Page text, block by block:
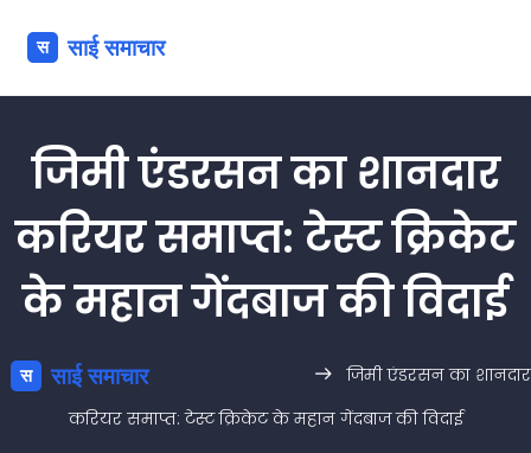
जिमी एंडरसन का शानदार
करियर समाप्त: टेस्ट क्रिकेट
के महान गेंदबाज की विदाई
जिमी एंडरसन का शानदार
करियर समाप्त: टेस्ट क्रिकेट के महान गेंदबाज की विदाई